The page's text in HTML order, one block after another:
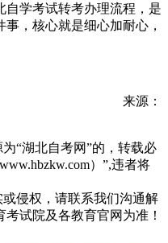
学考试转考办理流程，是
，核心就是细心加耐心，
来源：
“湖北自考网”的，转载必
）”,违者将
侵权，请联系我们沟通解
试院及各教育官网为准！